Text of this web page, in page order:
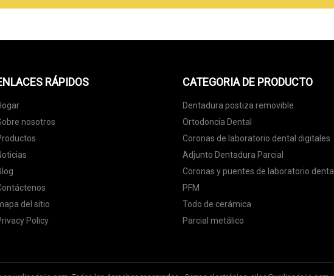
RÁPIDOS
nosotros
del sitio
Policy
CATEGORIA DE PRODUCTO
Dentadura postiza removible
Ortodoncia Dental
Coronas de laboratorio dental digitales
Adjunto Dentadura Parcial
Coronas y puentes de laboratorio dental
PFM
Todo de cerámica
Parcial metálico